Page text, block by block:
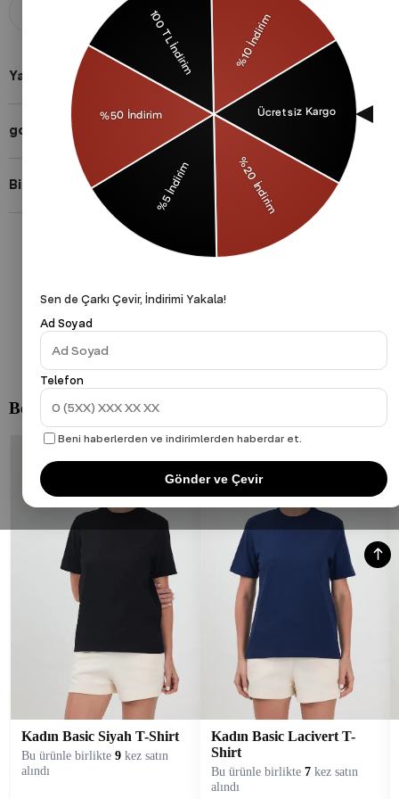
Aldığınız ürünü 14 gün içerisinde
iade edebilirsiniz.
Taksit imkanları ile herkese uygun
ödeme yöntemleri.
Yardıma mı ihtiyacın var?
gothamVibes Hakkında
Bizi Takip Et!
Sen de Çarkı Çevir, İndirimi Yakala!
Ad Soyad
Telefon
Beni haberlerden ve indirimlerden haberdar et.
Gönder ve Çevir